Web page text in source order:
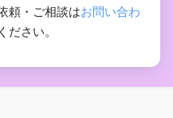
頼・ご相談はお問い合わ
ださい。